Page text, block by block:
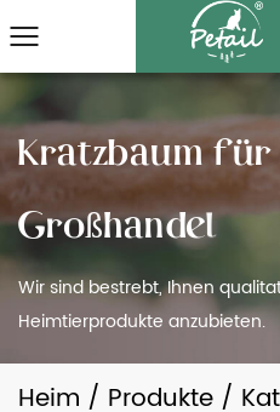
Kratzbaum für
Großhandel
Wir sind bestrebt, Ihnen
Heimtierprodukte anzubieten.
Heim / Produkte /